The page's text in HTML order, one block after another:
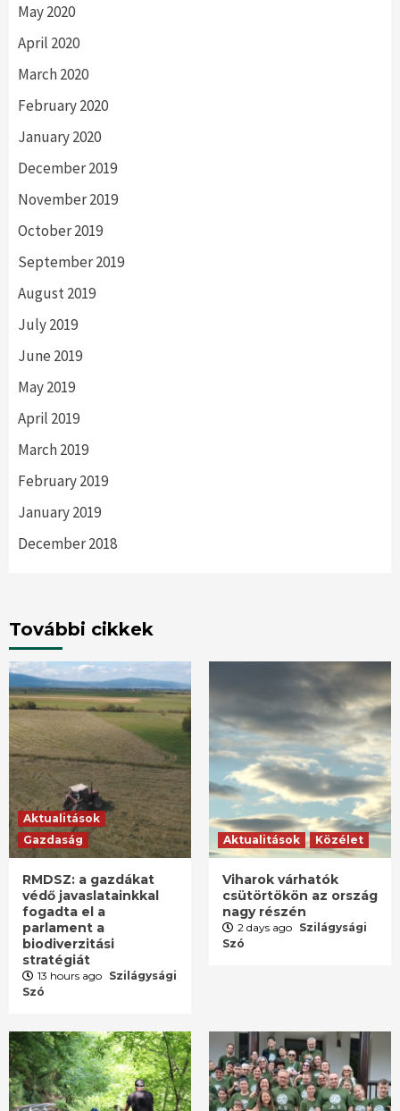
May 2020
April 2020
March 2020
February 2020
January 2020
December 2019
November 2019
October 2019
September 2019
August 2019
July 2019
June 2019
May 2019
April 2019
March 2019
February 2019
January 2019
December 2018
További cikkek
Aktualitások
Gazdaság
RMDSZ: a gazdákat
védő javaslatainkkal
fogadta el a
parlament a
biodiverzitási
stratégiát
13 hours ago Szilágysági
Szó
Aktualitások Közélet
Viharok várhatók
csütörtökön az ország
nagy részén
2 days ago Szilágysági
Szó